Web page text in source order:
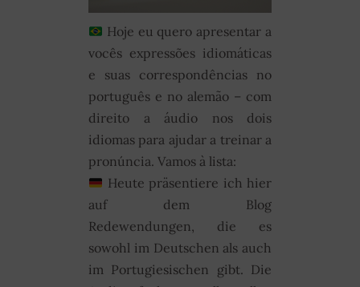
Hoje eu quero apresentar a
vocês expressões idiomáticas
e suas correspondências no
português e no alemão – com
direito a áudio nos dois
idiomas para ajudar a treinar a
pronúncia. Vamos à lista:
Heute präsentiere ich hier
auf dem Blog
Redewendungen, die es
sowohl im Deutschen als auch
im Portugiesischen gibt. Die